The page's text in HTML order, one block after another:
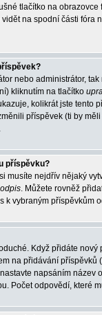
tlačítko na
na spodní části fóra
nebo administrátor,
kliknutím na tlačítko
kolikrát jste tento
příspěvek (ti by
příspěvku?
musíte nejdřív nějaký
. Můžete rovněž
k vybraným příspěvkům
Když přidáte
na přidávání příspěvků
napsáním název
Počet odpovědí, které